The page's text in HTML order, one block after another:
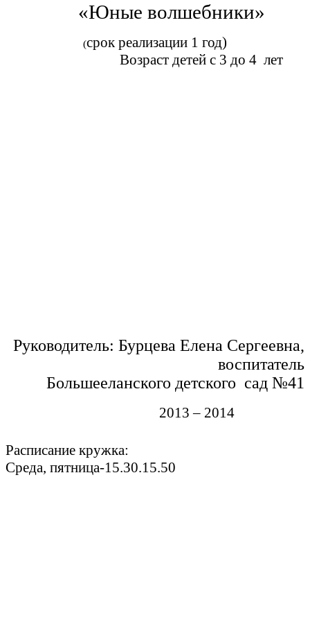
«Юные волшебники»
(срок реализации 1 год)
Возраст детей с 3 до 4 лет
Руководитель: Бурцева Елена Сергеевна,
воспитатель
Большееланского детского сад №41
2013 – 2014
Расписание кружка:
Среда, пятница-15.30.15.50